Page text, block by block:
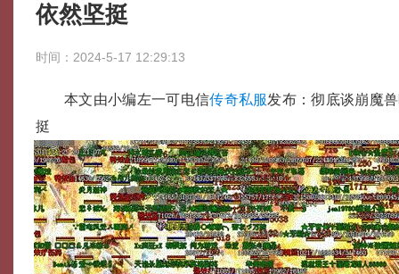
依然坚挺
时间：2024-5-17 12:29:13
本文由小编左一可电信传奇私服发布：彻底谈崩魔
挺